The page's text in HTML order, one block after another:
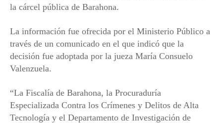
la cárcel pública de Barahona.
La información fue ofrecida por el Ministerio Público a
través de un comunicado en el que indicó que la
decisión fue adoptada por la jueza María Consuelo
Valenzuela.
“La Fiscalía de Barahona, la Procuraduría
Especializada Contra los Crímenes y Delitos de Alta
Tecnología y el Departamento de Investigación de